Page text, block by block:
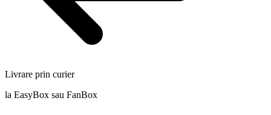
Livrare prin curier
la EasyBox sau FanBox